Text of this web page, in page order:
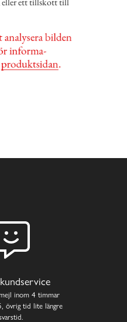
inom 4 timmar
övrig tid lite längre